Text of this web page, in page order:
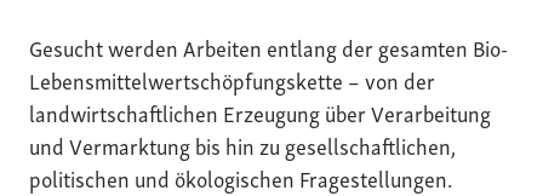
Gesucht werden Arbeiten entlang der gesamten Bio-
Lebensmittelwertschöpfungskette – von der
landwirtschaftlichen Erzeugung über Verarbeitung
und Vermarktung bis hin zu gesellschaftlichen,
politischen und ökologischen Fragestellungen.